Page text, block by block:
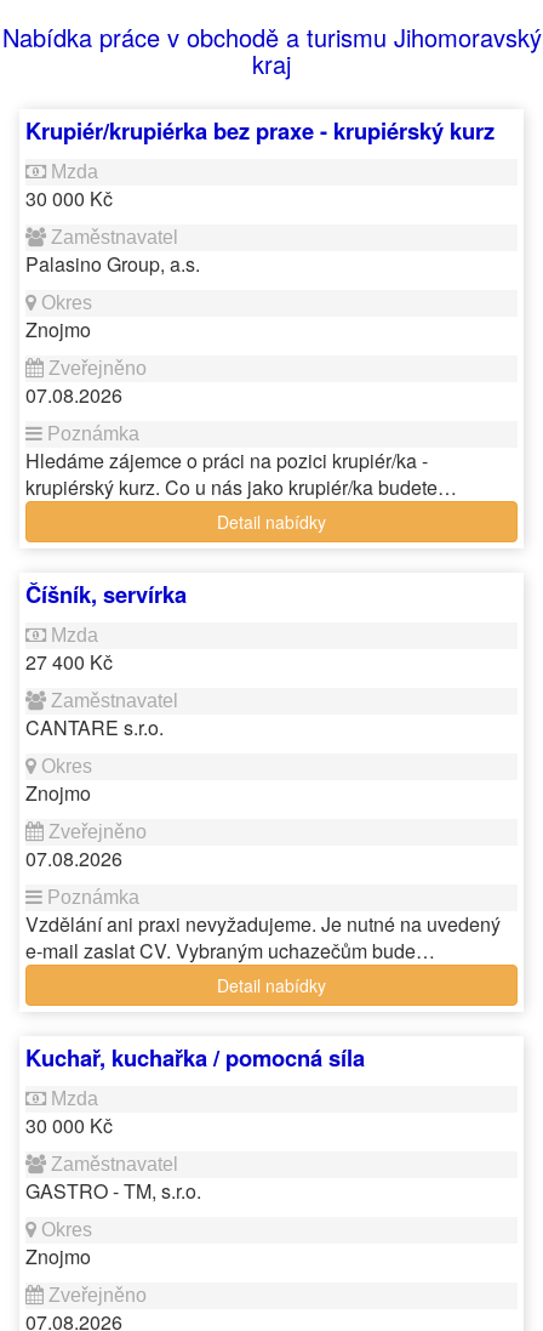
Nabídka práce v obchodě a turismu Jihomoravský
kraj
Krupiér/krupiérka bez praxe - krupiérský kurz
30 000 Kč
Palasino Group, a.s.
Znojmo
07.08.2026
Hledáme zájemce o práci na pozici krupiér/ka -
krupiérský kurz. Co u nás jako krupiér/ka budete…
Detail nabídky
Číšník, servírka
27 400 Kč
CANTARE s.r.o.
Znojmo
07.08.2026
Vzdělání ani praxi nevyžadujeme. Je nutné na uvedený
e-mail zaslat CV. Vybraným uchazečům bude…
Detail nabídky
Kuchař, kuchařka / pomocná síla
30 000 Kč
GASTRO - TM, s.r.o.
Znojmo
07.08.2026